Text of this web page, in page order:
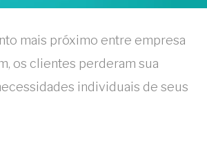
mais próximo entre empresa
os clientes perderam sua
individuais de seus